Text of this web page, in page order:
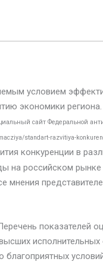
условием
экономики региона.
сайт Федеральной
standart-razvitiya-
конкуренции в
на российском рынке
мнения
показателей
исполнительных